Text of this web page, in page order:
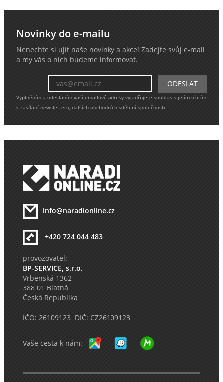
Novinky do e-mailu
Nenechte si ujít naše novinky a akce! Zadejte svůj e-mail
a my vás o nich budeme informovat.
Vyplněním a odesláním vaší emailové adresy vyjadřujete souhlas s jejím užitím
k zasílání newsletteru, dalších obchodních sdělení společnosti
info@naradionline.cz
+420 724 044 483
provozovatel:
BP-SERVICE, s.r.o.
Vrbenská 1362
388 01 Blatná
Česká Republika
IČO: 26109123 DIČ: CZ26109123
Vaše cesta k nám: